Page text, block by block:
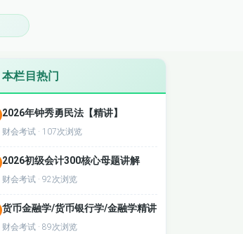
本栏目热门
2026年钟秀勇民法【精讲】
财会考试 · 107次浏览
2026初级会计300核心母题讲解
财会考试 · 92次浏览
货币金融学/货币银行学/金融学精讲
财会考试 · 89次浏览